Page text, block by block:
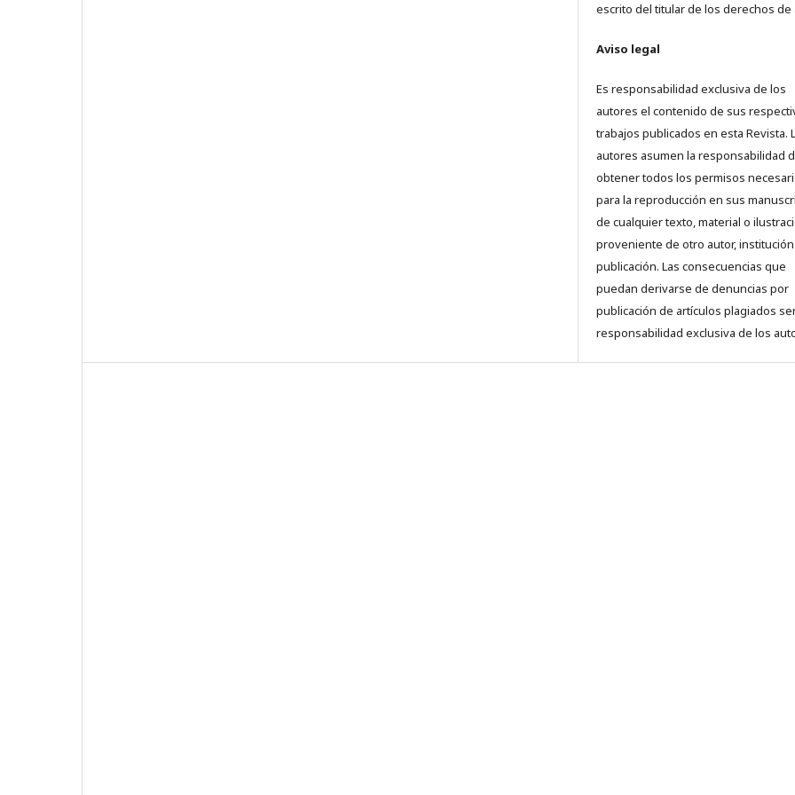
escrito del titular de los derechos de
Aviso legal
Es responsabilidad exclusiva de los
autores el contenido de sus
trabajos publicados en esta Revista.
autores asumen la responsabilidad
obtener todos los permisos
para la reproducción en sus
de cualquier texto, material o
proveniente de otro autor,
publicación. Las consecuencias que
puedan derivarse de denuncias por
publicación de artículos plagiados
responsabilidad exclusiva de los